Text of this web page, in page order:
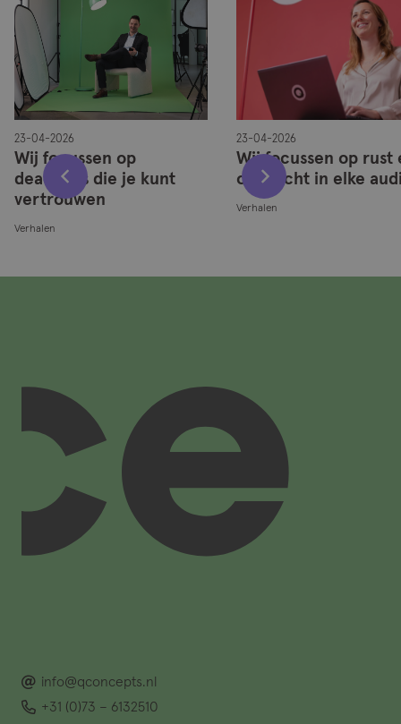
23-04-2026
Wij focussen op
deadlines die je kunt
vertrouwen
Verhalen
23-04-2026
Wij focussen op rust
overzicht in elke
Verhalen
info@qconcepts.nl
+31 (0)73 – 6132510